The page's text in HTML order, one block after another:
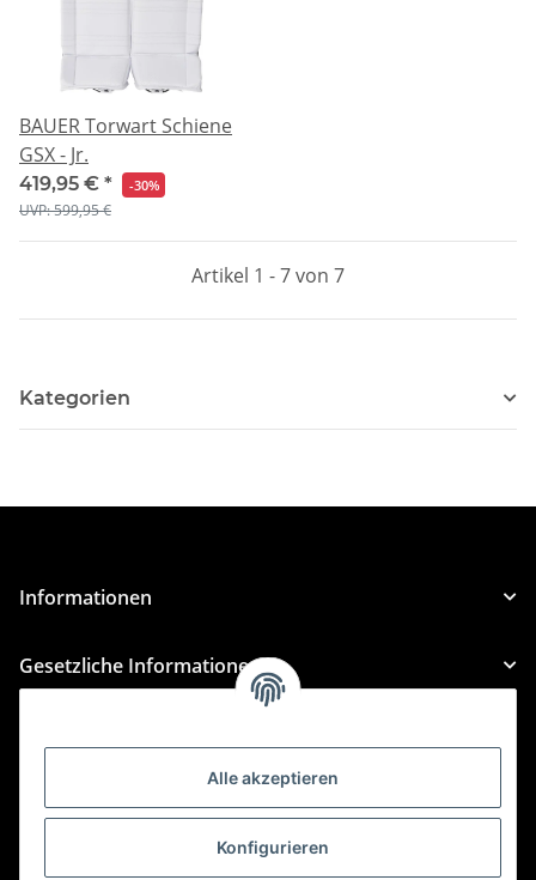
Alle akzeptieren
Konfigurieren
BAUER Torwart Schiene
GSX - Jr.
419,95 € * -30%
UVP: 599,95 €
Artikel 1 - 7 von 7
Kategorien
Informationen
Gesetzliche Informationen
Für Custom Anfragen und Custom Bestellungen auch
custom@htr-shop.com